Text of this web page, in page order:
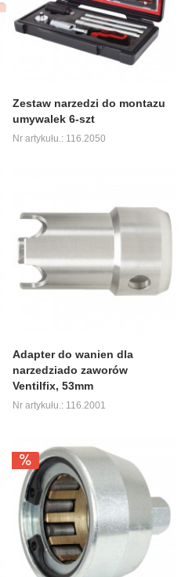
Zestaw narzedzi do montazu
umywalek 6-szt
Nr artykułu.: 116.2050
Adapter do wanien dla
narzedziado zaworów
Ventilfix, 53mm
Nr artykułu.: 116.2001